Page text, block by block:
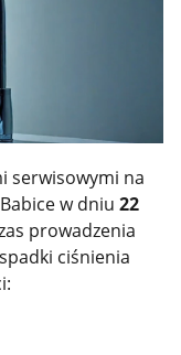
serwisowymi na
w dniu 22
prowadzenia
ciśnienia